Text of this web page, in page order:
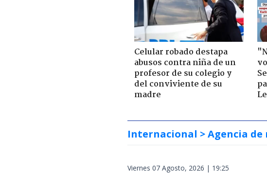
Celular robado destapa
abusos contra niña de un
profesor de su colegio y
del conviviente de su
madre
Internacional > Agencia
Viernes 07 Agosto, 2026 | 19:25